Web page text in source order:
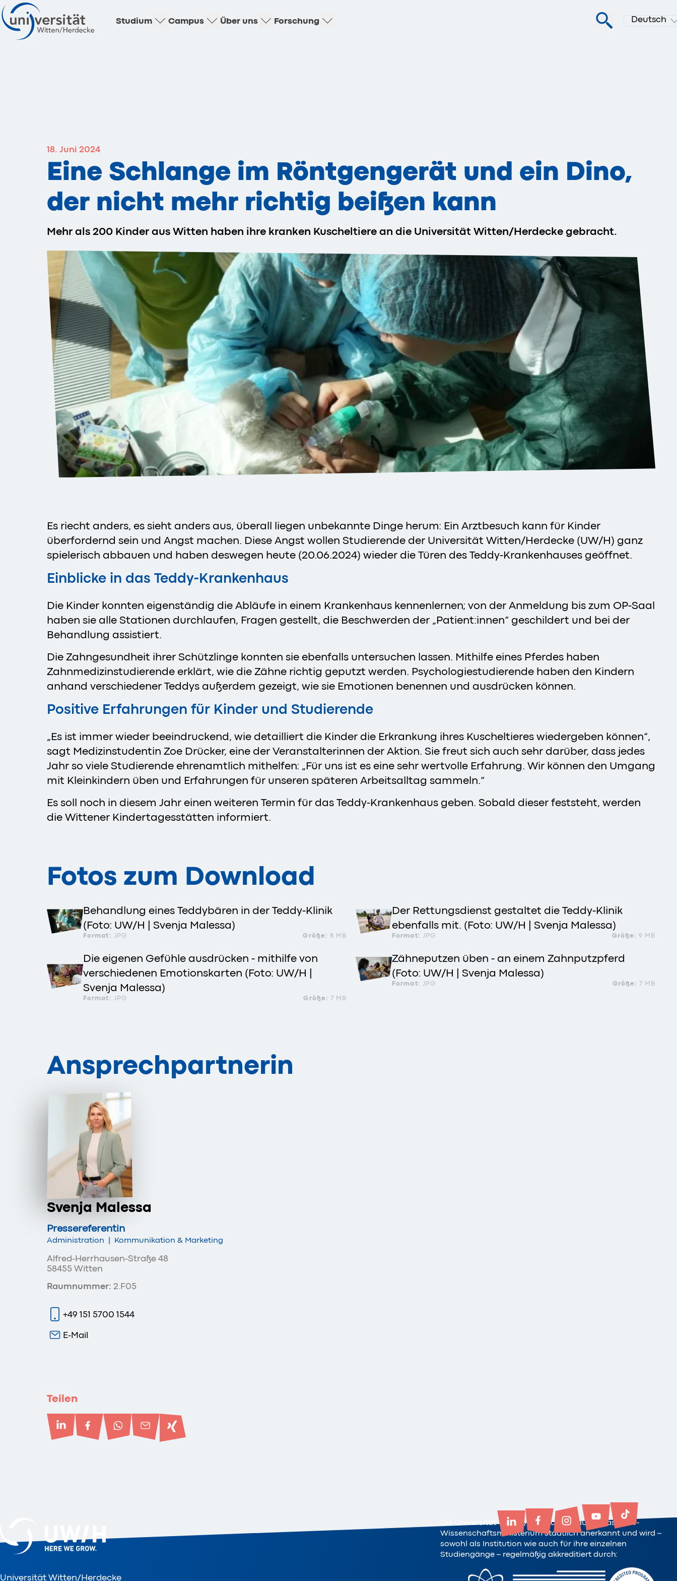
Studium Campus Über uns Forschung Deutsch
18. Juni 2024
Eine Schlange im Röntgengerät und ein Dino,
der nicht mehr richtig beißen kann
Mehr als 200 Kinder aus Witten haben ihre kranken Kuscheltiere an die Universität Witten/Herdecke gebracht.
Es riecht anders, es sieht anders aus, überall liegen unbekannte Dinge herum: Ein Arztbesuch kann für Kinder
überfordernd sein und Angst machen. Diese Angst wollen Studierende der Universität Witten/Herdecke (UW/H) ganz
spielerisch abbauen und haben deswegen heute (20.06.2024) wieder die Türen des Teddy-Krankenhauses geöffnet.
Einblicke in das Teddy-Krankenhaus
Die Kinder konnten eigenständig die Abläufe in einem Krankenhaus kennenlernen; von der Anmeldung bis zum OP-Saal
haben sie alle Stationen durchlaufen, Fragen gestellt, die Beschwerden der „Patient:innen“ geschildert und bei der
Behandlung assistiert.
Die Zahngesundheit ihrer Schützlinge konnten sie ebenfalls untersuchen lassen. Mithilfe eines Pferdes haben
Zahnmedizinstudierende erklärt, wie die Zähne richtig geputzt werden. Psychologiestudierende haben den Kindern
anhand verschiedener Teddys außerdem gezeigt, wie sie Emotionen benennen und ausdrücken können.
Positive Erfahrungen für Kinder und Studierende
„Es ist immer wieder beeindruckend, wie detailliert die Kinder die Erkrankung ihres Kuscheltieres wiedergeben können“,
sagt Medizinstudentin Zoe Drücker, eine der Veranstalterinnen der Aktion. Sie freut sich auch sehr darüber, dass jedes
Jahr so viele Studierende ehrenamtlich mithelfen: „Für uns ist es eine sehr wertvolle Erfahrung. Wir können den Umgang
mit Kleinkindern üben und Erfahrungen für unseren späteren Arbeitsalltag sammeln.“
Es soll noch in diesem Jahr einen weiteren Termin für das Teddy-Krankenhaus geben. Sobald dieser feststeht, werden
die Wittener Kindertagesstätten informiert.
Fotos zum Download
Behandlung eines Teddybären in der Teddy-Klinik
(Foto: UW/H | Svenja Malessa)
Format: JPG Größe: 8 MB
Die eigenen Gefühle ausdrücken - mithilfe von
verschiedenen Emotionskarten (Foto: UW/H |
Svenja Malessa)
Format: JPG Größe: 7 MB
Der Rettungsdienst gestaltet die Teddy-Klinik
ebenfalls mit. (Foto: UW/H | Svenja Malessa)
Format: JPG Größe: 9 MB
Zähneputzen üben - an einem Zahnputzpferd
(Foto: UW/H | Svenja Malessa)
Format: JPG Größe: 7 MB
Ansprechpartnerin
Svenja Malessa
Pressereferentin
Administration | Kommunikation & Marketing
Alfred-Herrhausen-Straße 48
58455 Witten
Raumnummer: 2.F05
+49 151 5700 1544
E-Mail
Teilen
Universität Witten/Herdecke
Die Universität Witten/Herdecke ist durch das NRW-
Wissenschaftsministerium staatlich anerkannt und wird –
sowohl als Institution wie auch für ihre einzelnen
Studiengänge – regelmäßig akkreditiert durch: